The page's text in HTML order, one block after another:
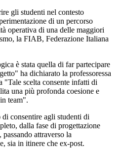
gli studenti nel contesto
di un percorso
operativa di una delle maggiori
la FIAB, Federazione Italiana
è stata quella di far partecipare
ha dichiarato la professoressa
"Tale scelta consente infatti di
una più profonda coesione e
team".
consentire agli studenti di
dalla fase di progettazione
attraverso la
sia in itinere che ex-post.